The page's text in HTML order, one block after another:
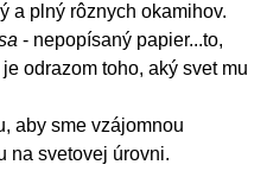
a plný rôznych okamihov.
- nepopísaný papier...to,
odrazom toho, aký svet mu
aby sme vzájomnou
na svetovej úrovni.